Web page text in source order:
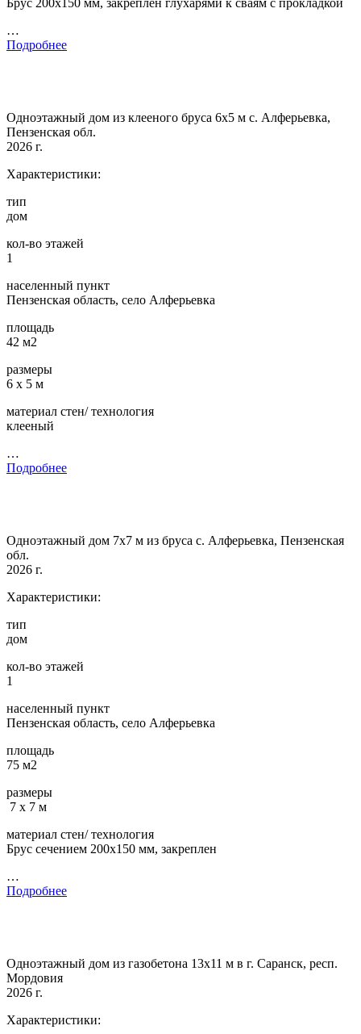
Брус 200х150 мм, закреплён глухарями к сваям с прокладкой
…
Подробнее
Одноэтажный дом из клееного бруса 6х5 м с. Алферьевка,
Пензенская обл.
2026 г.
Характеристики:
тип
дом
кол-во этажей
1
населенный пункт
Пензенская область, село Алферьевка
площадь
42 м2
размеры
6 х 5 м
материал стен/ технология
клееный
…
Подробнее
Одноэтажный дом 7х7 м из бруса с. Алферьевка, Пензенская
обл.
2026 г.
Характеристики:
тип
дом
кол-во этажей
1
населенный пункт
Пензенская область, село Алферьевка
площадь
75 м2
размеры
7 х 7 м
материал стен/ технология
Брус сечением 200х150 мм, закреплен
…
Подробнее
Одноэтажный дом из газобетона 13х11 м в г. Саранск, респ.
Мордовия
2026 г.
Характеристики: